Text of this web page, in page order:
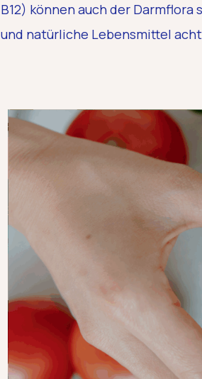
B12) können auch der Darmflora
und natürliche Lebensmittel